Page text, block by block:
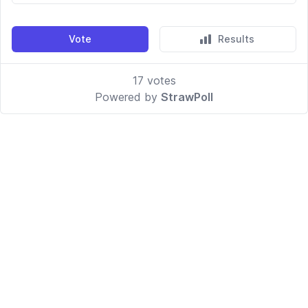
Vote Results
17 votes
Powered by StrawPoll